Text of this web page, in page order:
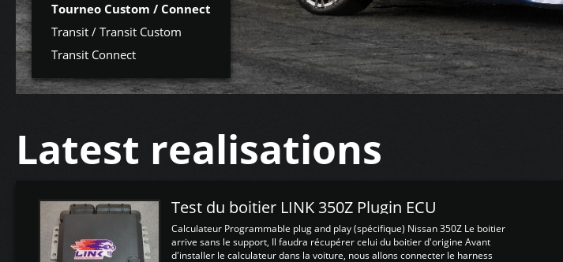
Tourneo Custom / Connect
Transit / Transit Custom
Transit Connect
Latest realisations
Test du boitier LINK 350Z Plugin ECU
Calculateur Programmable plug and play (spécifique) Nissan 350Z Le boitier
arrive sans le support, Il faudra récupérer celui du boitier d'origine Avant
d'installer le calculateur dans la voiture, nous allons connecter le harness